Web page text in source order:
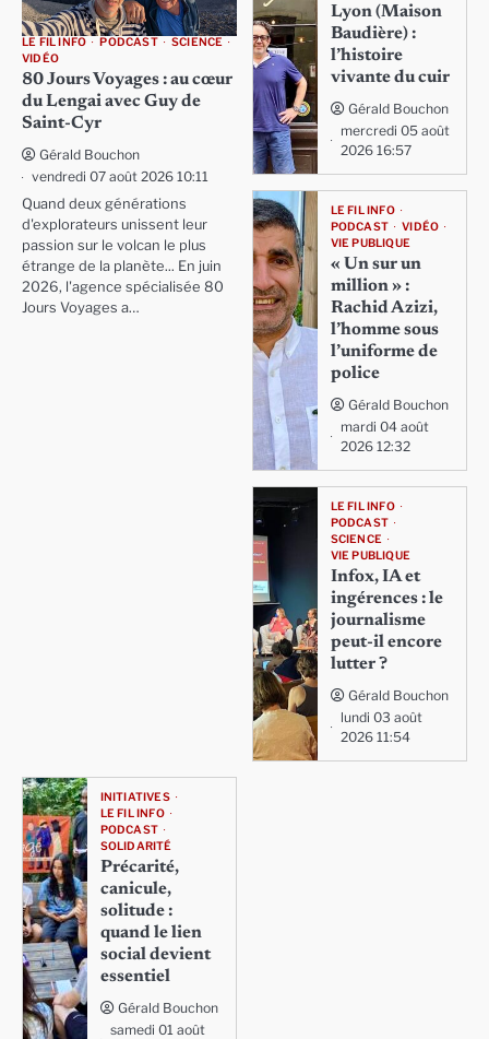
LE FIL INFO PODCAST
SCIENCE
VIDÉO
80 Jours Voyages : au cœur
du Lengai avec Guy de
Saint-Cyr
Gérald Bouchon
vendredi 07 août 2026 10:11
Quand deux générations
d'explorateurs unissent leur
passion sur le volcan le plus
étrange de la planète... En juin
2026, l'agence spécialisée 80
Jours Voyages a…
Lyon (Maison
Baudière) :
l’histoire
vivante du cuir
Gérald Bouchon
mercredi 05 août
2026 16:57
LE FIL INFO
PODCAST
VIDÉO
VIE PUBLIQUE
« Un sur un
million » :
Rachid Azizi,
l’homme sous
l’uniforme de
police
Gérald Bouchon
mardi 04 août
2026 12:32
LE FIL INFO
PODCAST
SCIENCE
VIE PUBLIQUE
Infox, IA et
ingérences : le
journalisme
peut-il encore
lutter ?
Gérald Bouchon
lundi 03 août
2026 11:54
INITIATIVES
LE FIL INFO
PODCAST
SOLIDARITÉ
Précarité,
canicule,
solitude :
quand le lien
social devient
essentiel
Gérald Bouchon
samedi 01 août